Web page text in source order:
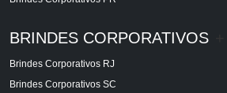
BRINDES CORPORATIVOS
Brindes Corporativos RJ
Brindes Corporativos SC